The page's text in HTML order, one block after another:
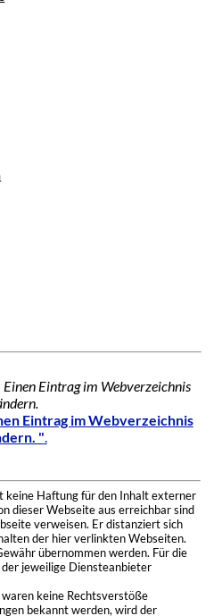
Einen Eintrag im Webverzeichnis
Eintrag im Webverzeichnis
".
keine Haftung für den Inhalt externer
dieser Webseite aus erreichbar sind
verweisen. Er distanziert sich
der hier verlinkten Webseiten.
übernommen werden. Für die
jeweilige Diensteanbieter
keine Rechtsverstöße
bekannt werden, wird der